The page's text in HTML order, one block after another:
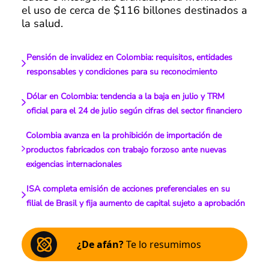
el uso de cerca de $116 billones destinados a
la salud.
Pensión de invalidez en Colombia: requisitos, entidades
responsables y condiciones para su reconocimiento
Dólar en Colombia: tendencia a la baja en julio y TRM
oficial para el 24 de julio según cifras del sector financiero
Colombia avanza en la prohibición de importación de
productos fabricados con trabajo forzoso ante nuevas
exigencias internacionales
ISA completa emisión de acciones preferenciales en su
filial de Brasil y fija aumento de capital sujeto a aprobación
¿De afán?Te lo resumimos